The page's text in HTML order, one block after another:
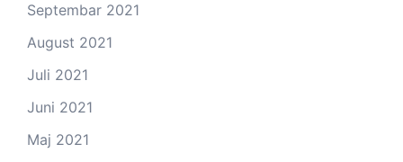
Septembar 2021
August 2021
Juli 2021
Juni 2021
Maj 2021